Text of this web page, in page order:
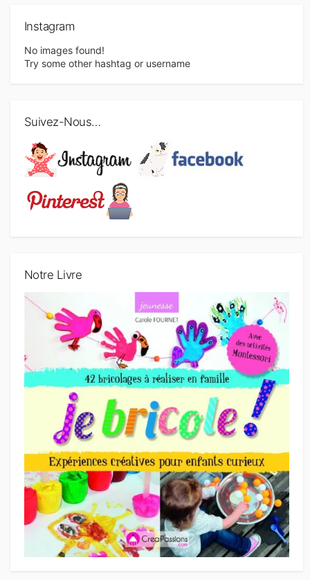
Instagram
No images found!
Try some other hashtag or username
Suivez-Nous…
Notre Livre